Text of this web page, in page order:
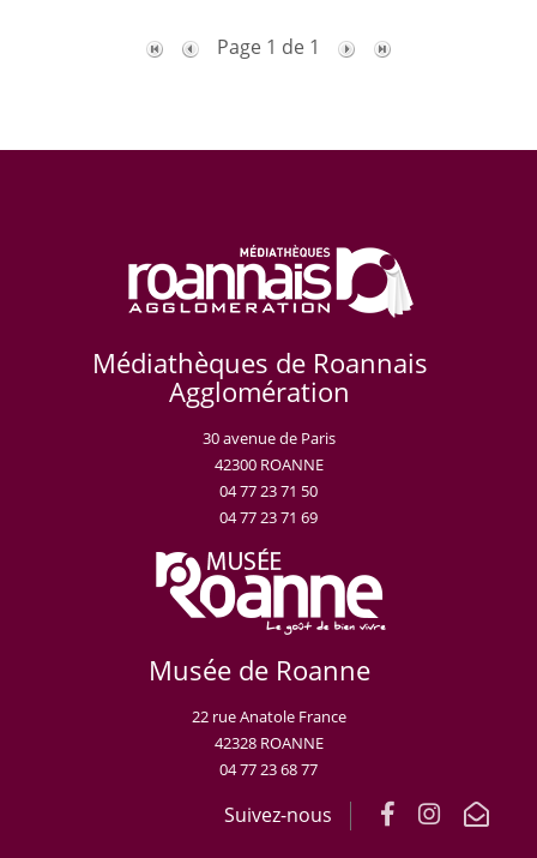
Page 1 de 1
Médiathèques de Roannais
Agglomération
30 avenue de Paris
42300 ROANNE
04 77 23 71 50
04 77 23 71 69
Musée de Roanne
22 rue Anatole France
42328 ROANNE
04 77 23 68 77
Suivez-nous